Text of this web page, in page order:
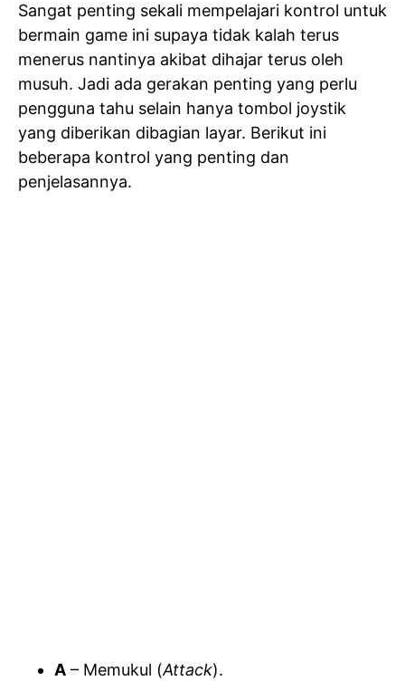
Sangat penting sekali mempelajari kontrol untuk
bermain game ini supaya tidak kalah terus
menerus nantinya akibat dihajar terus oleh
musuh. Jadi ada gerakan penting yang perlu
pengguna tahu selain hanya tombol joystik
yang diberikan dibagian layar. Berikut ini
beberapa kontrol yang penting dan
penjelasannya.
A – Memukul (Attack).